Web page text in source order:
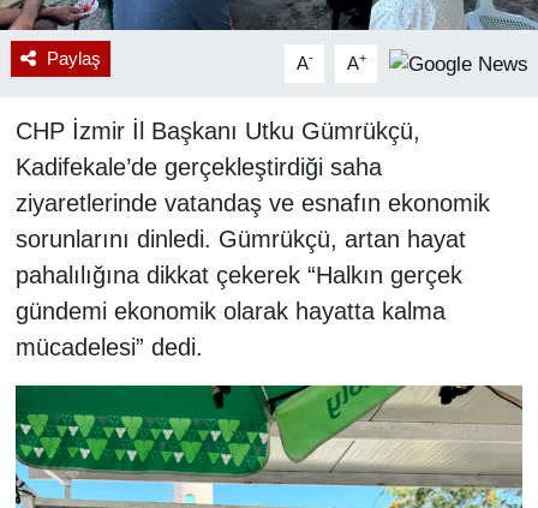
Paylaş A- A+
CHP İzmir İl Başkanı Utku Gümrükçü,
Kadifekale’de gerçekleştirdiği saha
ziyaretlerinde vatandaş ve esnafın ekonomik
sorunlarını dinledi. Gümrükçü, artan hayat
pahalılığına dikkat çekerek “Halkın gerçek
gündemi ekonomik olarak hayatta kalma
mücadelesi” dedi.